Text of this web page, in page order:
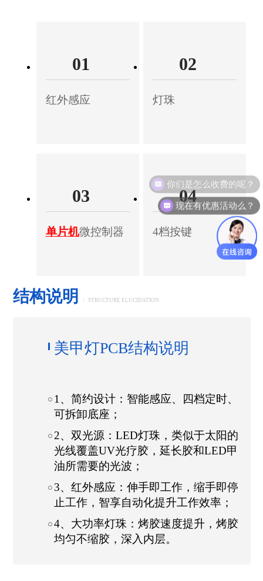
01
红外感应
02
灯珠
03
单片机微控制器
04
4档按键
结构说明 / STRUCTURE ELUCIDATION
美甲灯PCB结构说明
1、简约设计：智能感应、四档定时、
可拆卸底座；
2、双光源：LED灯珠，类似于太阳的
光线覆盖UV光疗胶，延长胶和LED甲
油所需要的光波；
3、红外感应：伸手即工作，缩手即停
止工作，智享自动化提升工作效率；
4、大功率灯珠：烤胶速度提升，烤胶
均匀不缩胶，深入内层。
你们是怎么收费的呢？
现在有优惠活动么？